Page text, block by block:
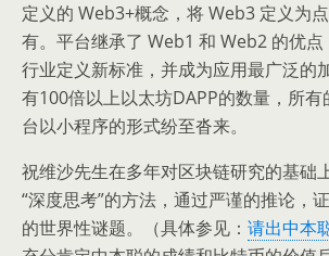
定义的 Web3+概念，将 Web3 定义为
有。平台继承了 Web1 和 Web2 的优
行业定义新标准，并成为应用最广泛的
有100倍以上以太坊DAPP的数量，所
台以小程序的形式纷至沓来。
祝维沙先生在多年对区块链研究的基础
“深度思考”的方法，通过严谨的推论，
的世界性谜题。（具体参见： 请出中本